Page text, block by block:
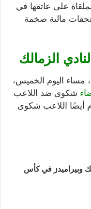
على عاتقها في
مالية ضخمة
الزمالك
مساء اليوم الخميس،
شكوى ضد اللاعب
أيضًا اللاعب شكوى
وبيراميدز في كأس